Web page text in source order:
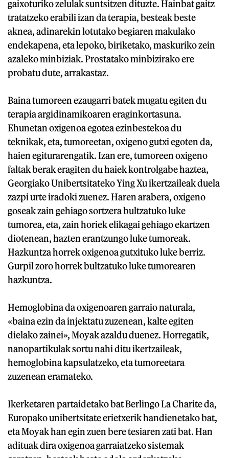
gaixoturiko zelulak suntsitzen dituzte. Hainbat gaitz
tratatzeko erabili izan da terapia, besteak beste
aknea, adinarekin lotutako begiaren makulako
endekapena, eta lepoko, biriketako, maskuriko zein
azaleko minbiziak. Prostatako minbizirako ere
probatu dute, arrakastaz.
Baina tumoreen ezaugarri batek mugatu egiten du
terapia argidinamikoaren eraginkortasuna.
Ehunetan oxigenoa egotea ezinbestekoa du
teknikak, eta, tumoreetan, oxigeno gutxi egoten da,
haien egiturarengatik. Izan ere, tumoreen oxigeno
faltak berak eragiten du haiek kontrolgabe haztea,
Georgiako Unibertsitateko Ying Xu ikertzaileak duela
zazpi urte iradoki zuenez. Haren arabera, oxigeno
goseak zain gehiago sortzera bultzatuko luke
tumorea, eta, zain horiek elikagai gehiago ekartzen
diotenean, hazten erantzungo luke tumoreak.
Hazkuntza horrek oxigenoa gutxituko luke berriz.
Gurpil zoro horrek bultzatuko luke tumorearen
hazkuntza.
Hemoglobina da oxigenoaren garraio naturala,
«baina ezin da injektatu zuzenean, kalte egiten
dielako zainei», Moyak azaldu duenez. Horregatik,
nanopartikulak sortu nahi ditu ikertzaileak,
hemoglobina kapsulatzeko, eta tumoreetara
zuzenean eramateko.
Ikerketaren partaidetako bat Berlingo La Charite da,
Europako unibertsitate erietxerik handienetako bat,
eta Moyak han egin zuen bere tesiaren zati bat. Han
adituak dira oxigenoa garraiatzeko sistemak